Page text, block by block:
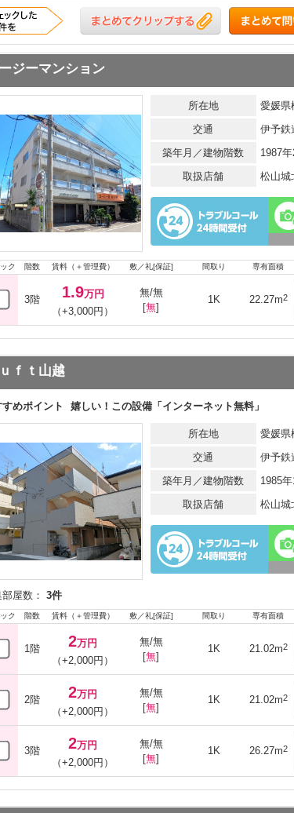
ジーマンション
所在地
愛媛県
交通
伊予鉄
築年月／建物階数
1987
取扱店舗
松山城
ク 階数 賃料（＋管理費） 敷／礼[保証] 間取り 専有面積
3階 1.9万円
（+3,000円）
無/無
[無]
1K 22.27m2
ｆｔ山越
すめポイント 嬉しい！この設備「インターネット無料」
所在地
愛媛県
交通
伊予鉄
築年月／建物階数
1985
取扱店舗
松山城
屋数： 3件
ク 階数 賃料（＋管理費） 敷／礼[保証] 間取り 専有面積
1階 2万円
（+2,000円）
無/無
[無]
1K 21.02m2
2階 2万円
（+2,000円）
無/無
[無]
1K 21.02m2
3階 2万円
（+2,000円）
無/無
[無]
1K 26.27m2